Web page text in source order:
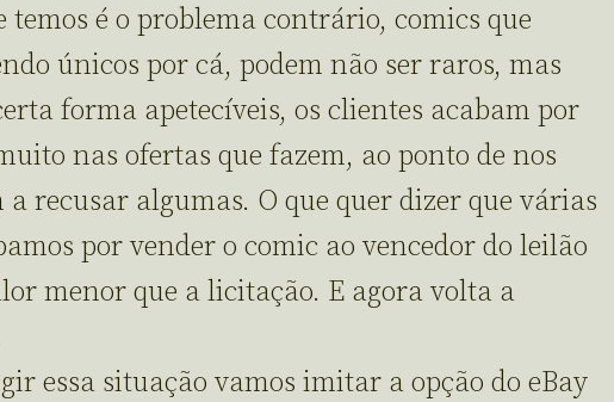
temos é o problema contrário, comics que
únicos por cá, podem não ser raros, mas
forma apetecíveis, os clientes acabam por
nas ofertas que fazem, ao ponto de nos
recusar algumas. O que quer dizer que várias
por vender o comic ao vencedor do leilão
menor que a licitação. E agora volta a
essa situação vamos imitar a opção do eBay